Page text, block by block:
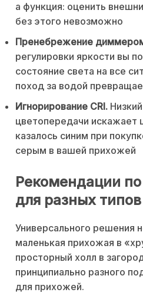
а функция: оценить
без этого невозможно
Пренебрежение
регулировки яркости вы
состояние света на все
поход за водой
Игнорирование CRI.
цветопередачи
казалось синим при
серым в вашей прихожей
Рекомендации
для разных
Универсального решения
маленькая прихожая в
просторный холл в
принципиально разного
для прихожей.